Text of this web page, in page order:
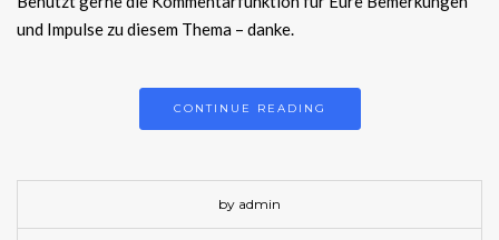
und Impulse zu diesem Thema – danke.
CONTINUE READING
by admin